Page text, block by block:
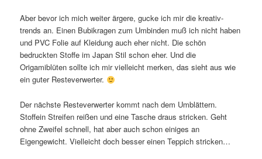
Aber bevor ich mich weiter ärgere, gucke ich mir die kreativ-
trends an. Einen Bubikragen zum Umbinden muß ich nicht haben
und PVC Folie auf Kleidung auch eher nicht. Die schön
bedruckten Stoffe im Japan Stil schon eher. Und die
Origamiblüten sollte ich mir vielleicht merken, das sieht aus wie
ein guter Resteverwerter.
Der nächste Resteverwerter kommt nach dem Umblättern.
Stoffein Streifen reißen und eine Tasche draus stricken. Geht
ohne Zweifel schnell, hat aber auch schon einiges an
Eigengewicht. Vielleicht doch besser einen Teppich stricken…